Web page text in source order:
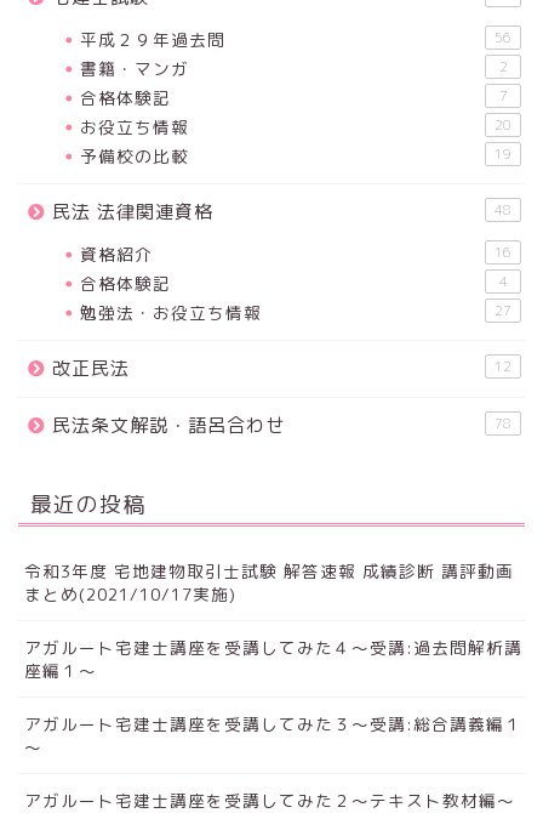
平成２９年過去問 56
書籍・マンガ 2
合格体験記 7
お役立ち情報 20
予備校の比較 19
民法 法律関連資格 48
資格紹介 16
合格体験記 4
勉強法・お役立ち情報 27
改正民法 12
民法条文解説・語呂合わせ 78
最近の投稿
令和3年度 宅地建物取引士試験 解答速報 成績診断 講評動画
まとめ(2021/10/17実施)
アガルート宅建士講座を受講してみた４～受講:過去問解析講
座編１～
アガルート宅建士講座を受講してみた３～受講:総合講義編１
～
アガルート宅建士講座を受講してみた２～テキスト教材編～